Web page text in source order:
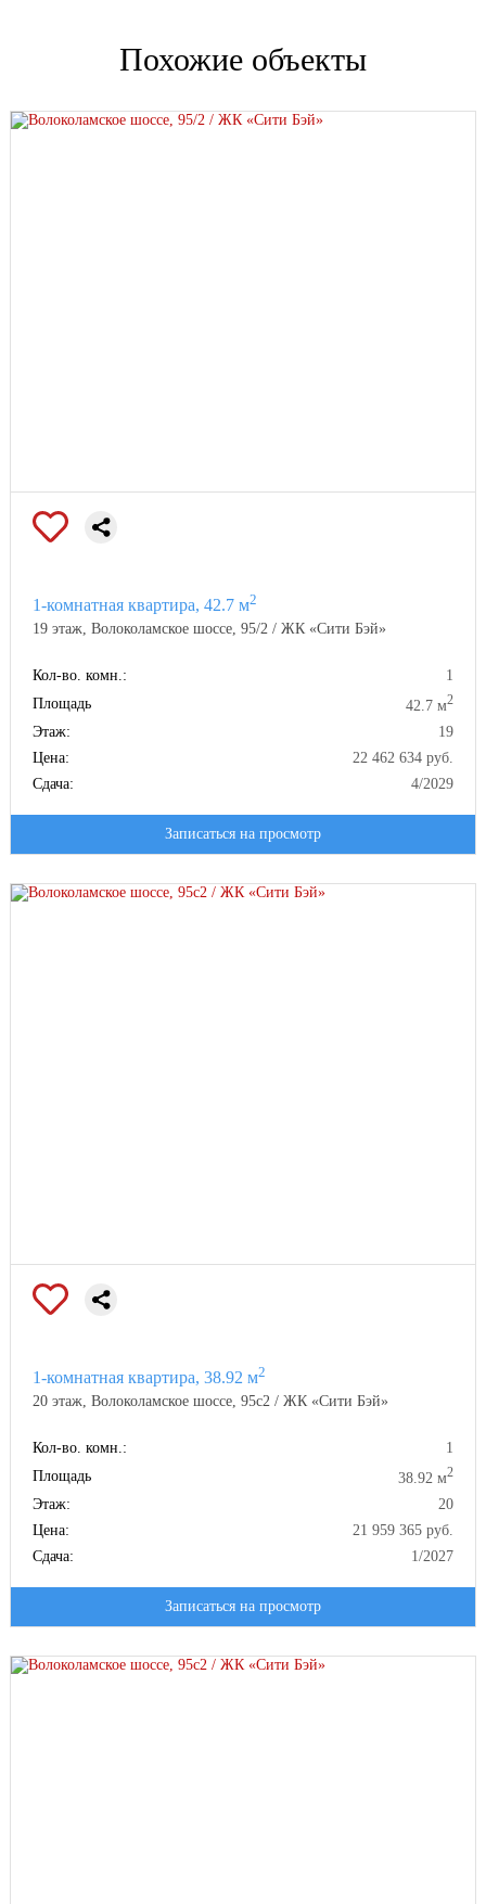
Похожие объекты
1-комнатная квартира, 42.7 м2
19 этаж, Волоколамское шоссе, 95/2 / ЖК «Сити Бэй»
Кол-во. комн.:
1
Площадь
42.7 м2
Этаж:
19
Цена:
22 462 634 руб.
Сдача:
4/2029
Записаться на просмотр
1-комнатная квартира, 38.92 м2
20 этаж, Волоколамское шоссе, 95с2 / ЖК «Сити Бэй»
Кол-во. комн.:
1
Площадь
38.92 м2
Этаж:
20
Цена:
21 959 365 руб.
Сдача:
1/2027
Записаться на просмотр